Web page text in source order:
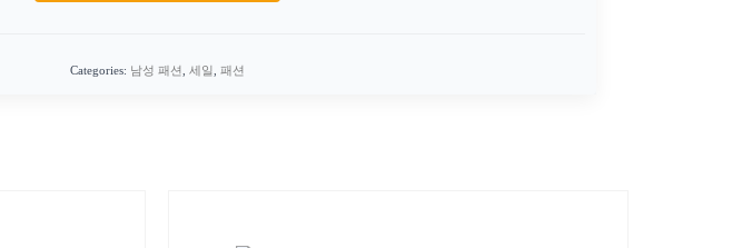
Categories: 남성 패션 세일 패션